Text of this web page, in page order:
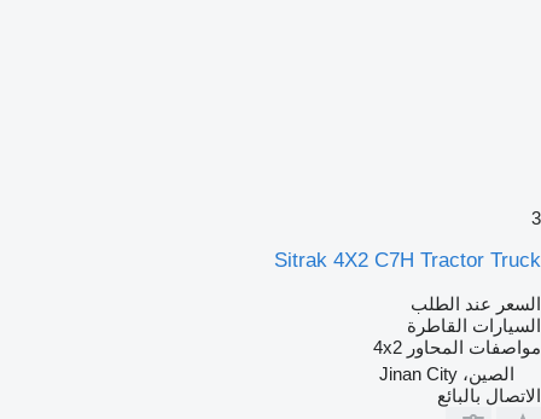
3
Sitrak 4X2 C7H Tractor Truck
السعر عند الطلب
السيارات القاطرة
مواصفات المحاور 4x2
الصين، Jinan City
الاتصال بالبائع